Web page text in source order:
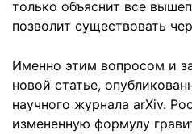
только объяснит все
позволит существовать
Именно этим вопросом и
новой статье,
научного журнала arXiv.
измененную формулу